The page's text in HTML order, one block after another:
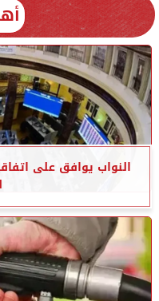
النواب يوافق على